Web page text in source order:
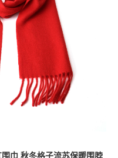
巾 秋冬格子流苏保暖围脖